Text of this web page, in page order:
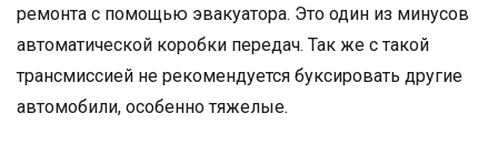
ремонта с помощью эвакуатора. Это один из минусов
автоматической коробки передач. Так же с такой
трансмиссией не рекомендуется буксировать другие
автомобили, особенно тяжелые.